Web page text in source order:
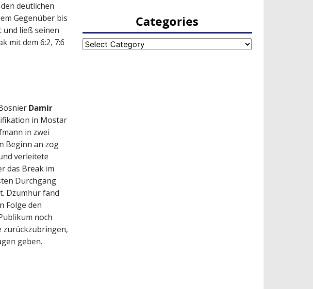
deutlichen
Gegenüber bis
und ließ seinen
mit dem 6:2, 7:6
Damir
in Mostar
in zwei
Beginn an zog
verleitete
das Break im
Durchgang
Dzumhur fand
Folge den
noch
zurückzubringen,
geben.
Categories
Categories